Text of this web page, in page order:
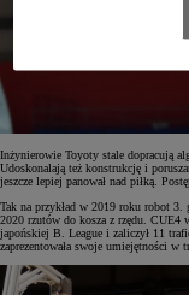
Inżynierowie Toyoty stale dopracują
Udoskonalają też konstrukcję i
jeszcze lepiej panował nad piłką.
Tak na przykład w 2019 roku robot 3.
2020 rzutów do kosza z rzędu. CUE4
japońskiej B. League i zaliczył 11
zaprezentowała swoje umiejętności